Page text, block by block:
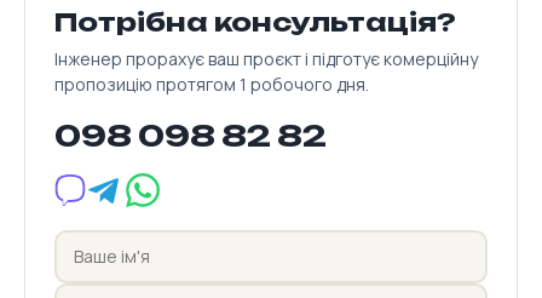
Потрібна консультація?
Інженер прорахує ваш проєкт і підготує комерційну
пропозицію протягом 1 робочого дня.
098 098 82 82